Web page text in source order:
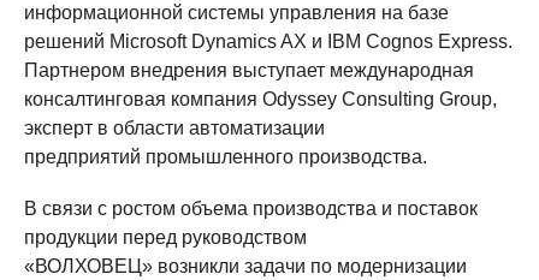
информационной системы управления на базе
решений Microsoft Dynamics AX и IBM Cognos Express.
Партнером внедрения выступает международная
консалтинговая компания Odyssey Consulting Group,
эксперт в области автоматизации
предприятий промышленного производства.
В связи с ростом объема производства и поставок
продукции перед руководством
«ВОЛХОВЕЦ» возникли задачи по модернизации